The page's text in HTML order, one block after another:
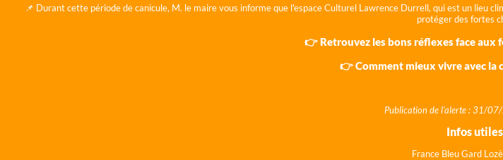
📌 Durant cette période de canicule, M. le maire vous informe que l'espace Culturel Lawrence Durrell, qui est un lieu
protéger des fortes
👉 Retrouvez les bons réflexes face aux
👉 Comment mieux vivre avec la
Publication de l'alerte : 31/
Infos utiles
France Bleu Gard